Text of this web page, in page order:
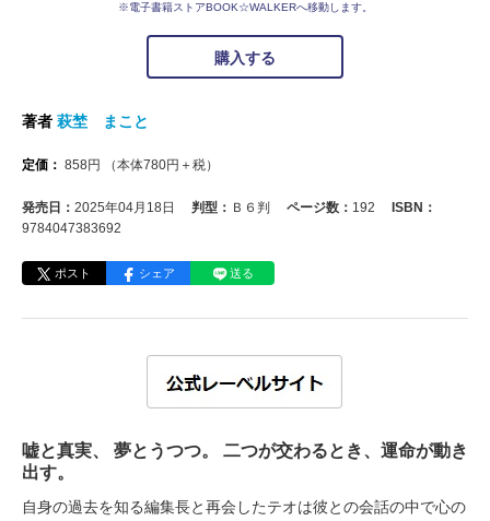
※電子書籍ストアBOOK☆WALKERへ移動します。
購入する
著者 萩埜 まこと
定価： 858円 （本体780円＋税）
発売日： 2025年04月18日 判型： Ｂ６判 ページ数： 192
ISBN：
9784047383692
ポスト シェア 送る
嘘と真実、 夢とうつつ。 二つが交わるとき、運命が動き
出す。
自身の過去を知る編集長と再会したテオは彼との会話の中で心の